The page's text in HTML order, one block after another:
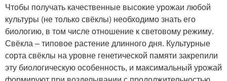
Чтобы получать качественные высокие урожаи любой
культуры (не только свёклы) необходимо знать его
биологию, в том числе отношение к световому режиму.
Свёкла – типовое растение длинного дня. Культурные
сорта свёклы на уровне генетической памяти закрепили
эту биологическую особенность, и максимальный урожай